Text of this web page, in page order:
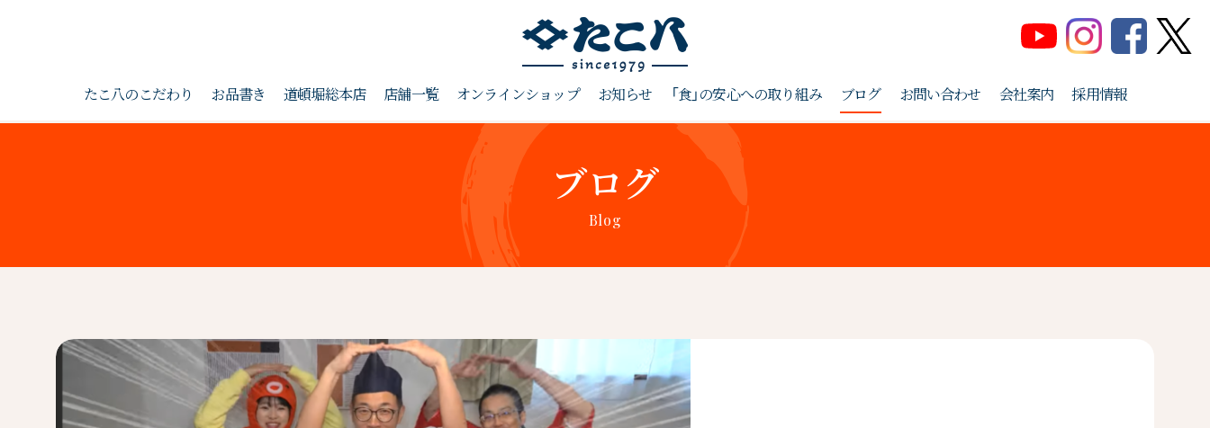
たこ八のこだわり お品書き 道頓堀総本店 店舗一覧 オンラインショップ お知らせ 「食」の安心への取り組み ブログ お問い合わせ 会社案内 採用情報
ブログ
Blog